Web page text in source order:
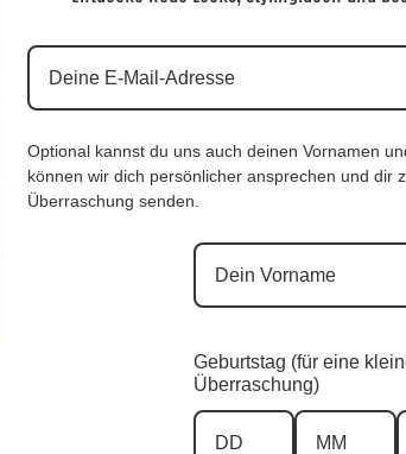
Zu unseren Pullovern &
Sweater
Mänteln
Zu unseren Westen &
Optional kannst du uns auch deinen Vornamen
können wir dich persönlicher ansprechen und dir
Überraschung senden.
Geburtstag (für eine
Überraschung)